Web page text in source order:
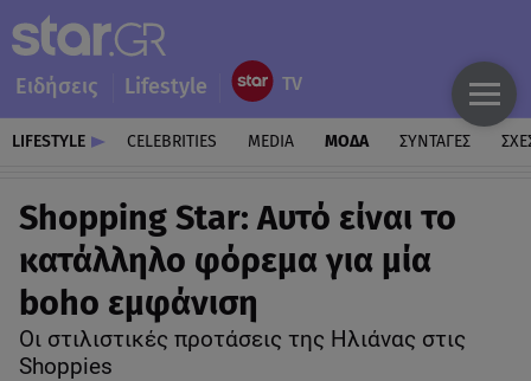
Ειδήσεις Lifestyle
LIFESTYLE CELEBRITIES MEDIA ΜΟΔΑ ΣΥΝΤΑΓΕΣ
Shopping Star: Αυτό είναι το
κατάλληλο φόρεμα για μία
boho εμφάνιση
Οι στιλιστικές προτάσεις της Ηλιάνας στις
Shoppies